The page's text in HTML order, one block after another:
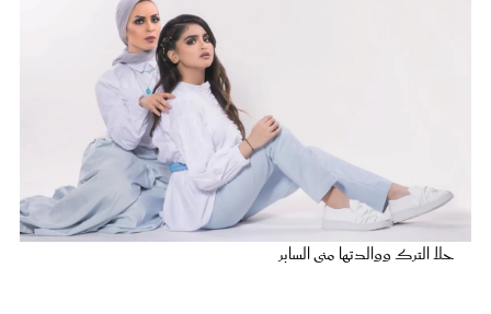
حلا الترك ووالدتها منى السابر
عروس سيدتي